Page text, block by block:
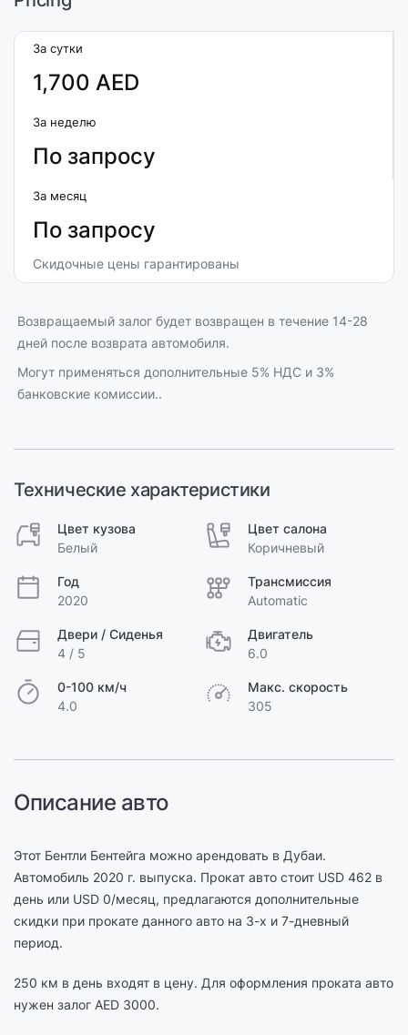
За сутки
1,700 AED
За неделю
По запросу
За месяц
По запросу
Скидочные цены гарантированы
Возвращаемый залог будет возвращен в течение 14-28
дней после возврата автомобиля.
Могут применяться дополнительные 5% НДС и 3%
банковские комиссии..
Технические характеристики
Цвет кузова
Белый
Цвет салона
Коричневый
Год
2020
Трансмиссия
Automatic
Двери / Сиденья
4 / 5
Двигатель
6.0
0-100 км/ч
4.0
Макс. скорость
305
Описание авто
Этот Бентли Бентейга можно арендовать в Дубаи.
Автомобиль 2020 г. выпуска. Прокат авто стоит USD 462 в
день или USD 0/месяц, предлагаются дополнительные
скидки при прокате данного авто на 3-х и 7-дневный
период.
250 км в день входят в цену. Для оформления проката авто
нужен залог AED 3000.